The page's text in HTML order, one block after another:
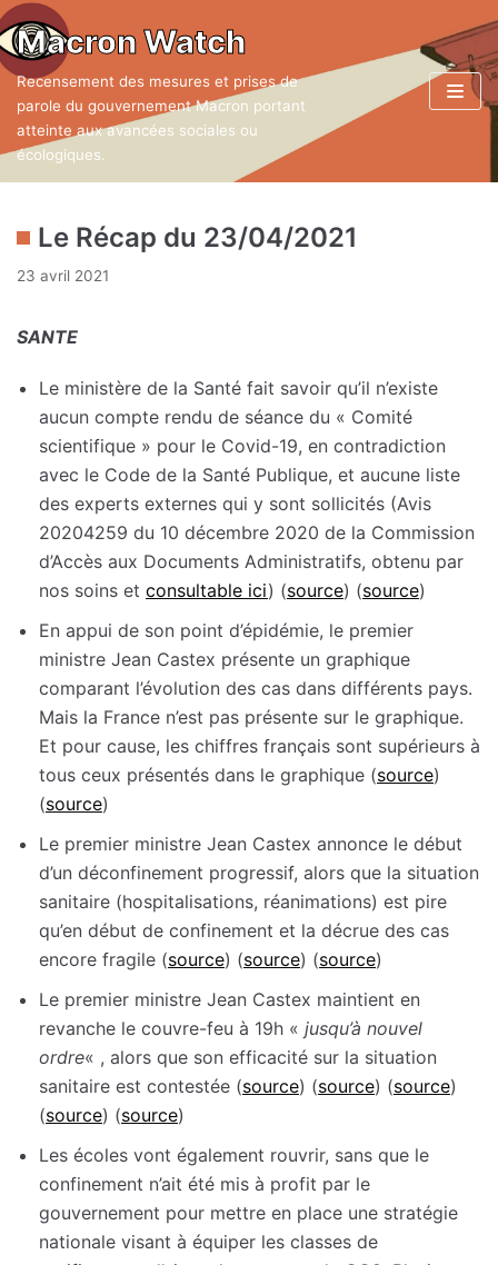
Aller
au
contenu
Macron Watch
Recensement des mesures et prises de
parole du gouvernement Macron portant
atteinte aux avancées sociales ou
écologiques.
Le Récap du 23/04/2021
23 avril 2021
SANTE
Le ministère de la Santé fait savoir qu’il n’existe
aucun compte rendu de séance du « Comité
scientifique » pour le Covid-19, en contradiction
avec le Code de la Santé Publique, et aucune liste
des experts externes qui y sont sollicités (Avis
20204259 du 10 décembre 2020 de la Commission
d’Accès aux Documents Administratifs, obtenu par
nos soins et consultable ici) (source) (source)
En appui de son point d’épidémie, le premier
ministre Jean Castex présente un graphique
comparant l’évolution des cas dans différents pays.
Mais la France n’est pas présente sur le graphique.
Et pour cause, les chiffres français sont supérieurs à
tous ceux présentés dans le graphique (source)
(source)
Le premier ministre Jean Castex annonce le début
d’un déconfinement progressif, alors que la situation
sanitaire (hospitalisations, réanimations) est pire
qu’en début de confinement et la décrue des cas
encore fragile (source) (source) (source)
Le premier ministre Jean Castex maintient en
revanche le couvre-feu à 19h « jusqu’à nouvel
ordre« , alors que son efficacité sur la situation
sanitaire est contestée (source) (source) (source)
(source) (source)
Les écoles vont également rouvrir, sans que le
confinement n’ait été mis à profit par le
gouvernement pour mettre en place une stratégie
nationale visant à équiper les classes de